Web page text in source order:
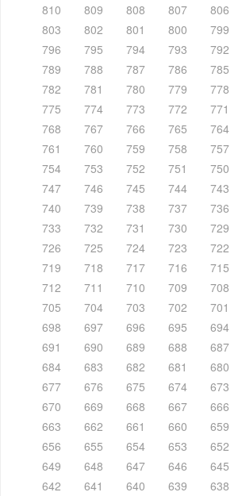
810
809 808 807 806
803
802 801 800 799
796
795 794 793 792
789
788 787 786 785
782
781 780 779 778
775
774 773 772 771
768
767 766 765 764
761
760 759 758 757
754
753 752 751 750
747
746 745 744 743
740
739 738 737 736
733
732 731 730 729
726
725 724 723 722
719
718 717 716 715
712
711 710 709 708
705
704 703 702 701
698
697 696 695 694
691
690 689 688 687
684
683 682 681 680
677
676 675 674 673
670
669 668 667 666
663
662 661 660 659
656
655 654 653 652
649
648 647 646 645
642
641 640 639 638